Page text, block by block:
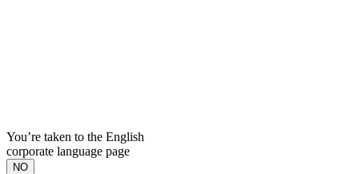
You’re taken to the English
corporate language page
NO